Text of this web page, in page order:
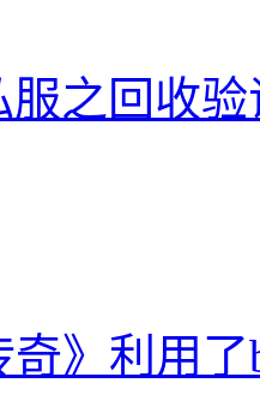
服之回收
奇》利用